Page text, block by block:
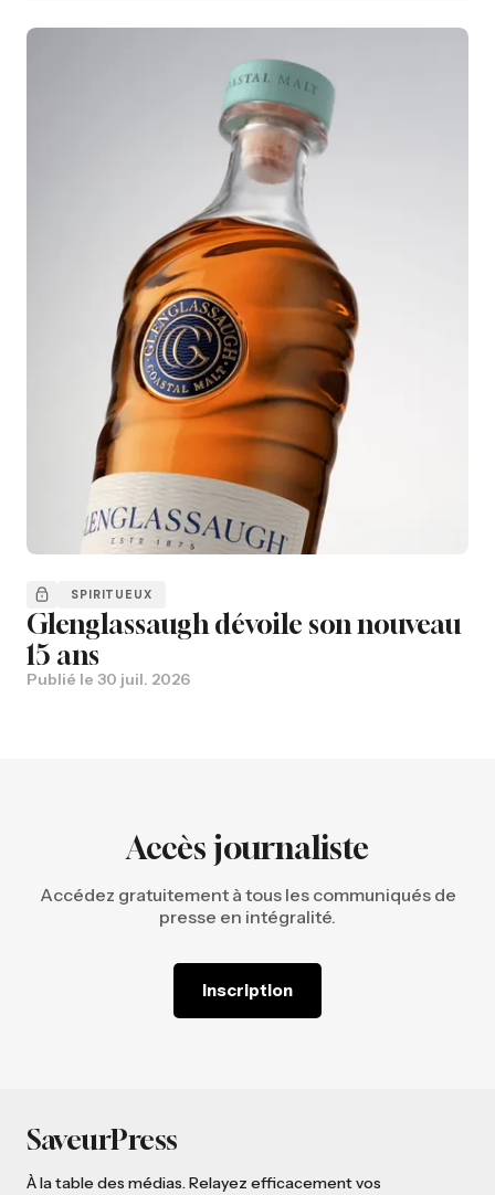
SPIRITUEUX
Glenglassaugh dévoile son nouveau
15 ans
Publié le 30 juil. 2026
Accès journaliste
Accédez gratuitement à tous les communiqués de
presse en intégralité.
Inscription
SaveurPress
À la table des médias. Relayez efficacement vos